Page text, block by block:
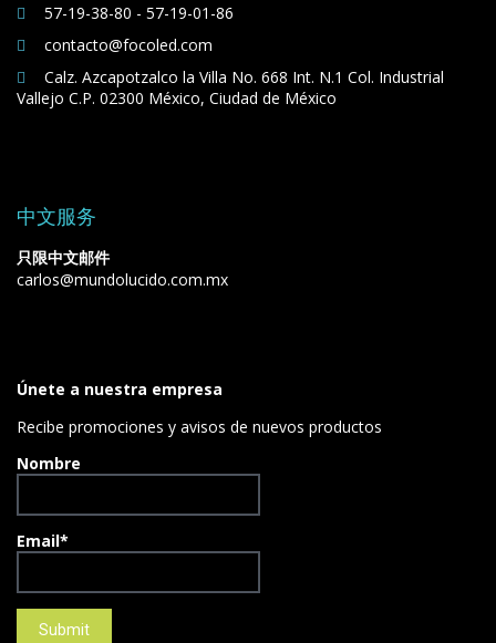
57-19-38-80 - 57-19-01-86
contacto@focoled.com
Calz. Azcapotzalco la Villa No. 668 Int. N.1 Col. Industrial
Vallejo C.P. 02300 México, Ciudad de México
中文服务
只限中文邮件
carlos@mundolucido.com.mx
Únete a nuestra empresa
Recibe promociones y avisos de nuevos productos
Nombre
Email*